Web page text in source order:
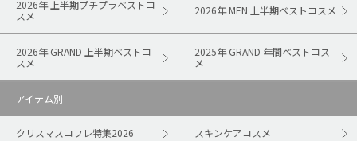
2026年 上半期プチプラベストコ
スメ
2026年 MEN 上半期ベストコスメ
2026年 GRAND 上半期ベストコ
スメ
2025年 GRAND 年間ベストコス
メ
アイテム別
クリスマスコフレ特集2026 スキンケアコスメ